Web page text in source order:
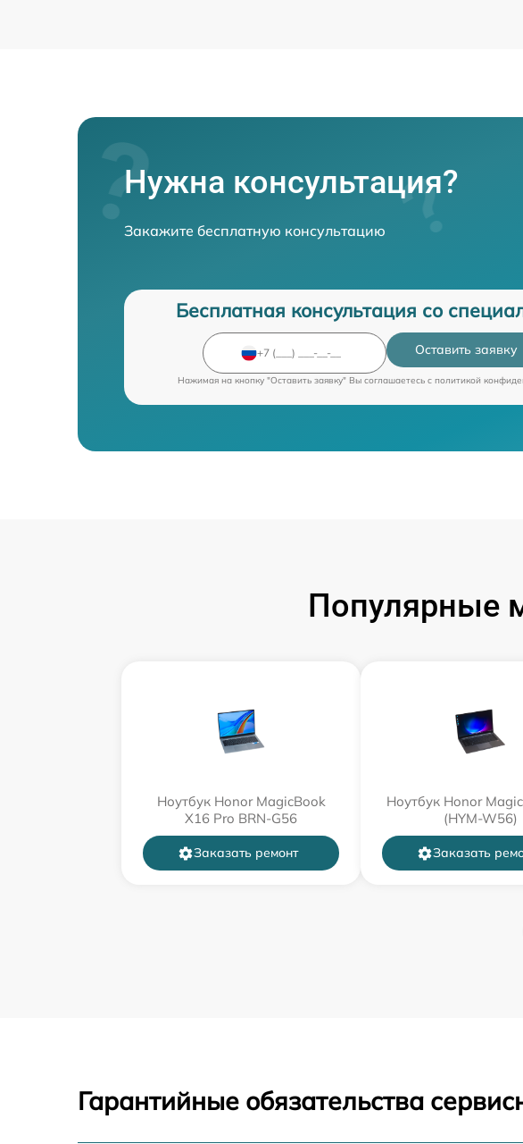
Нужна консультация?
Закажите бесплатную консультацию
Бесплатная консультация со
Оставить заявку
Нажимая на кнопку "Оставить заявку" Вы соглашаетесь c политикой
Популярные
Ноутбук Honor MagicBook
X16 Pro BRN-G56
Заказать ремонт
Ноутбук Honor
(HYM-W56)
Заказать
Гарантийные обязательства